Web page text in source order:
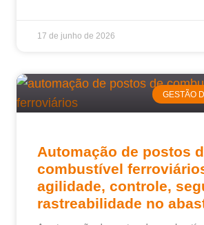
17 de junho de 2026
GESTÃO
Automação de postos
combustível
agilidade, controle,
rastreabilidade no